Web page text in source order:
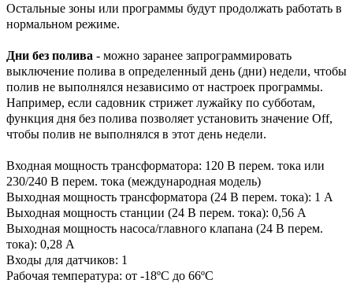
Остальные зоны или программы будут продолжать работать в
нормальном режиме.
Дни без полива - можно заранее запрограммировать
выключение полива в определенный день (дни) недели, чтобы
полив не выполнялся независимо от настроек программы.
Например, если садовник стрижет лужайку по субботам,
функция дня без полива позволяет установить значение Off,
чтобы полив не выполнялся в этот день недели.
Входная мощность трансформатора: 120 В перем. тока или
230/240 В перем. тока (международная модель)
Выходная мощность трансформатора (24 В перем. тока): 1 А
Выходная мощность станции (24 В перем. тока): 0,56 А
Выходная мощность насоса/главного клапана (24 В перем.
тока): 0,28 А
Входы для датчиков: 1
Рабочая температура: от -18ºС до 66ºС